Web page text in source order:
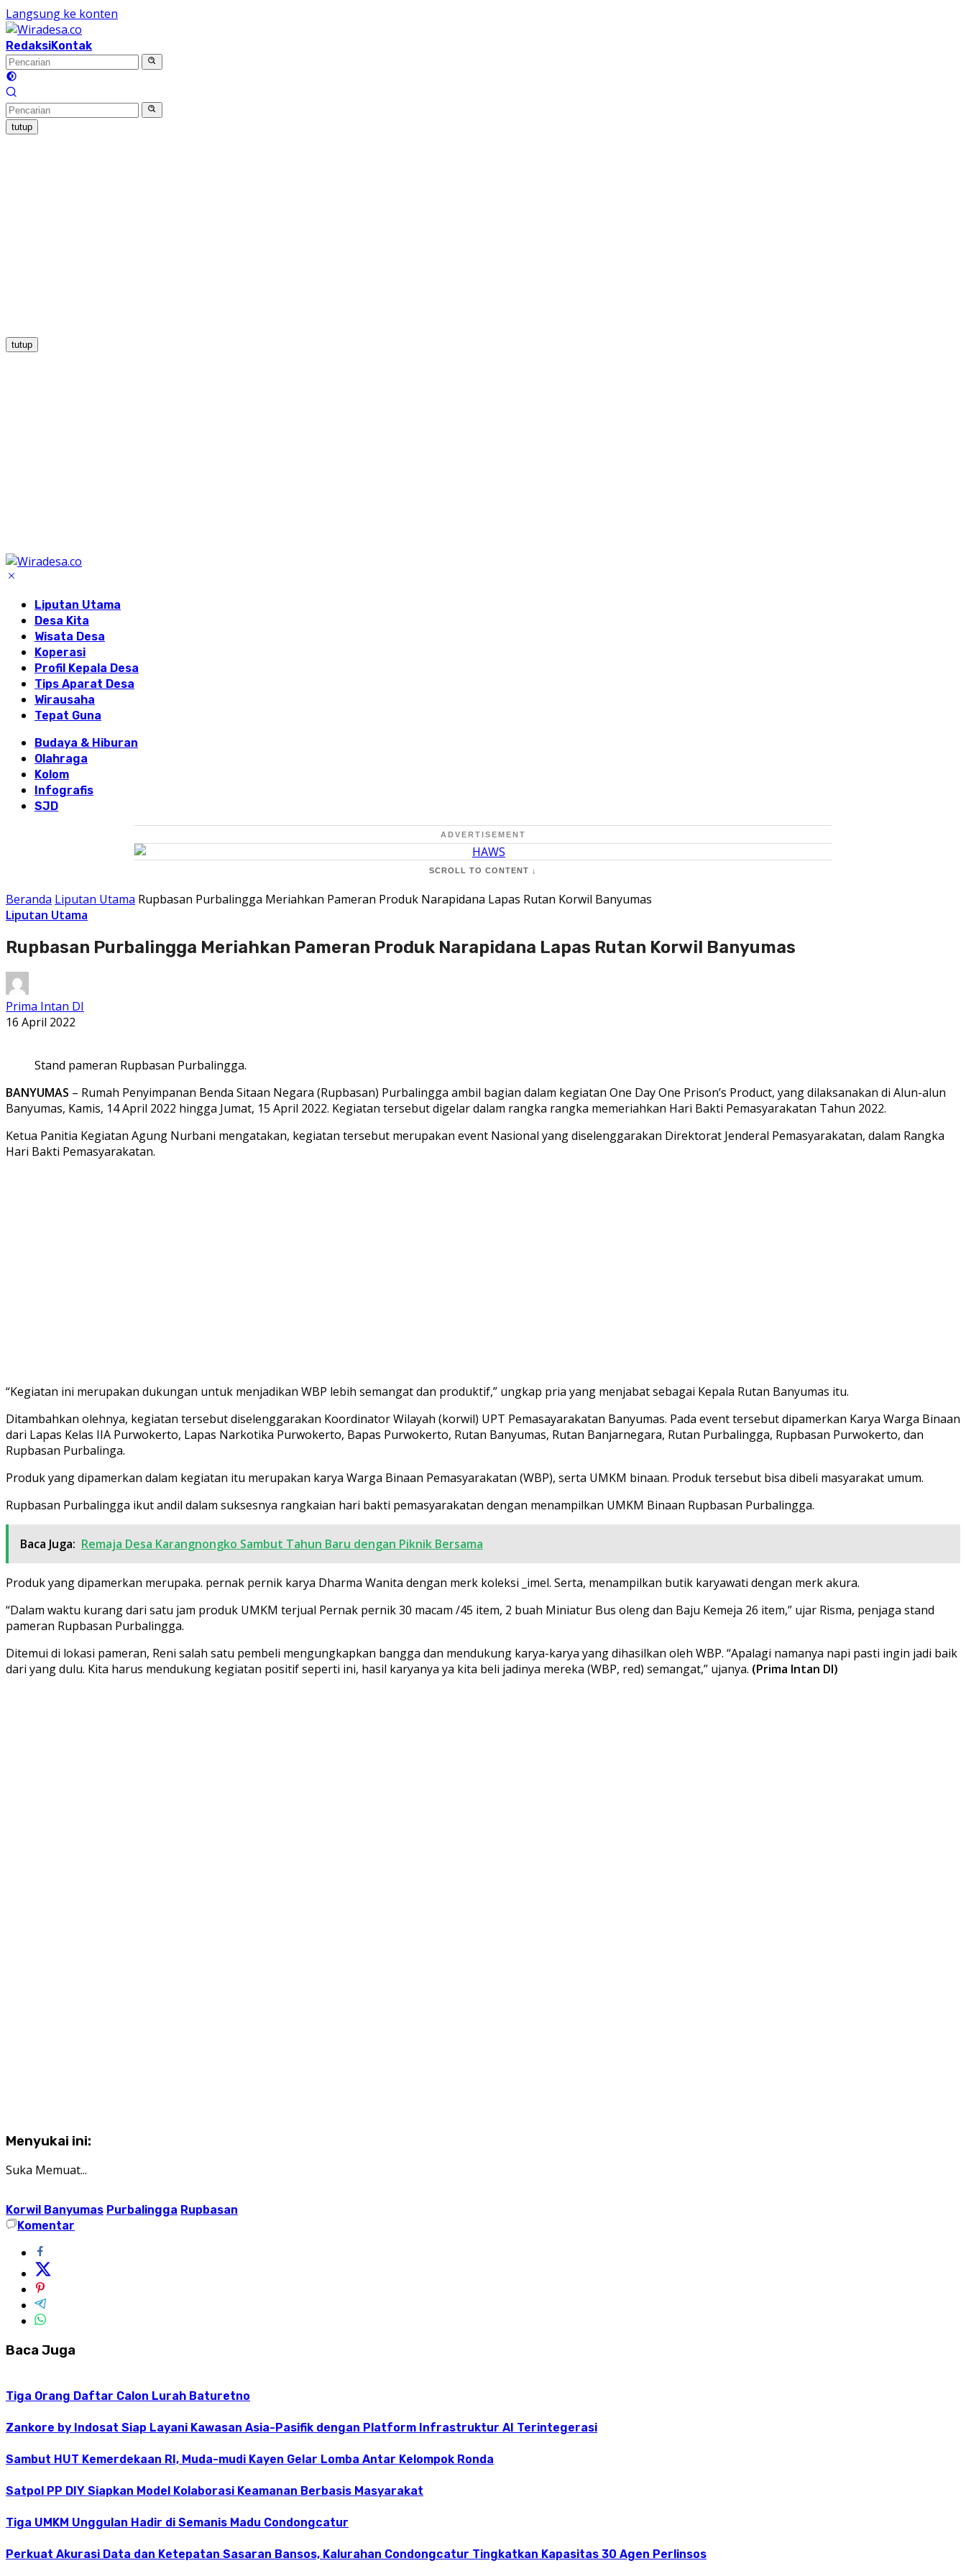
Langsung ke konten
RedaksiKontak
tutup
tutup
Liputan Utama
Desa Kita
Wisata Desa
Koperasi
Profil Kepala Desa
Tips Aparat Desa
Wirausaha
Tepat Guna
Budaya & Hiburan
Olahraga
Kolom
Infografis
SJD
ADVERTISEMENT
SCROLL TO CONTENT ↓
Beranda Liputan Utama Rupbasan Purbalingga Meriahkan Pameran Produk Narapidana Lapas Rutan Korwil Banyumas
Liputan Utama
Rupbasan Purbalingga Meriahkan Pameran Produk Narapidana Lapas Rutan Korwil Banyumas
Prima Intan DI
16 April 2022
Stand pameran Rupbasan Purbalingga.
BANYUMAS – Rumah Penyimpanan Benda Sitaan Negara (Rupbasan) Purbalingga ambil bagian dalam kegiatan One Day One Prison’s Product, yang dilaksanakan di Alun-alun
Banyumas, Kamis, 14 April 2022 hingga Jumat, 15 April 2022. Kegiatan tersebut digelar dalam rangka rangka memeriahkan Hari Bakti Pemasyarakatan Tahun 2022.
Ketua Panitia Kegiatan Agung Nurbani mengatakan, kegiatan tersebut merupakan event Nasional yang diselenggarakan Direktorat Jenderal Pemasyarakatan, dalam Rangka
Hari Bakti Pemasyarakatan.
“Kegiatan ini merupakan dukungan untuk menjadikan WBP lebih semangat dan produktif,” ungkap pria yang menjabat sebagai Kepala Rutan Banyumas itu.
Ditambahkan olehnya, kegiatan tersebut diselenggarakan Koordinator Wilayah (korwil) UPT Pemasayarakatan Banyumas. Pada event tersebut dipamerkan Karya Warga Binaan
dari Lapas Kelas IIA Purwokerto, Lapas Narkotika Purwokerto, Bapas Purwokerto, Rutan Banyumas, Rutan Banjarnegara, Rutan Purbalingga, Rupbasan Purwokerto, dan
Rupbasan Purbalinga.
Produk yang dipamerkan dalam kegiatan itu merupakan karya Warga Binaan Pemasyarakatan (WBP), serta UMKM binaan. Produk tersebut bisa dibeli masyarakat umum.
Rupbasan Purbalingga ikut andil dalam suksesnya rangkaian hari bakti pemasyarakatan dengan menampilkan UMKM Binaan Rupbasan Purbalingga.
Baca Juga: Remaja Desa Karangnongko Sambut Tahun Baru dengan Piknik Bersama
Produk yang dipamerkan merupaka. pernak pernik karya Dharma Wanita dengan merk koleksi _imel. Serta, menampilkan butik karyawati dengan merk akura.
“Dalam waktu kurang dari satu jam produk UMKM terjual Pernak pernik 30 macam /45 item, 2 buah Miniatur Bus oleng dan Baju Kemeja 26 item,” ujar Risma, penjaga stand
pameran Rupbasan Purbalingga.
Ditemui di lokasi pameran, Reni salah satu pembeli mengungkapkan bangga dan mendukung karya-karya yang dihasilkan oleh WBP. “Apalagi namanya napi pasti ingin jadi baik
dari yang dulu. Kita harus mendukung kegiatan positif seperti ini, hasil karyanya ya kita beli jadinya mereka (WBP, red) semangat,” ujanya. (Prima Intan DI)
Menyukai ini:
Suka Memuat...
Korwil Banyumas Purbalingga Rupbasan
Komentar
Baca Juga
Tiga Orang Daftar Calon Lurah Baturetno
Zankore by Indosat Siap Layani Kawasan Asia-Pasifik dengan Platform Infrastruktur AI Terintegerasi
Sambut HUT Kemerdekaan RI, Muda-mudi Kayen Gelar Lomba Antar Kelompok Ronda
Satpol PP DIY Siapkan Model Kolaborasi Keamanan Berbasis Masyarakat
Tiga UMKM Unggulan Hadir di Semanis Madu Condongcatur
Perkuat Akurasi Data dan Ketepatan Sasaran Bansos, Kalurahan Condongcatur Tingkatkan Kapasitas 30 Agen Perlinsos